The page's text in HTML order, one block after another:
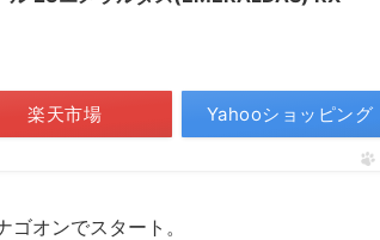
楽天市場 Yahooショッピング
オンでスタート。